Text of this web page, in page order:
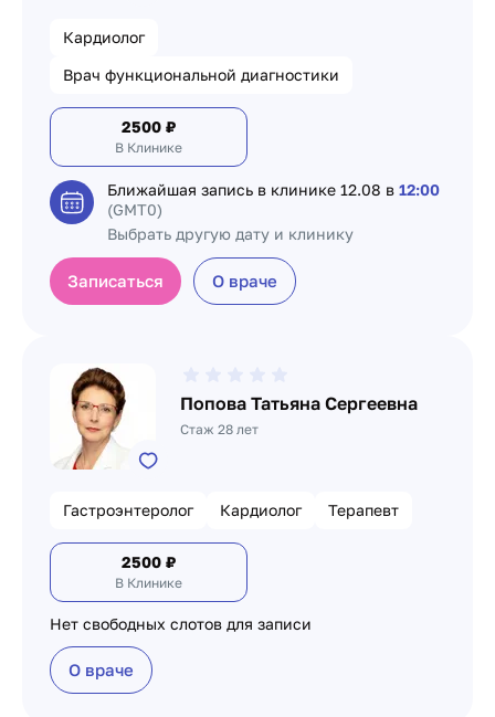
Кардиолог
Врач функциональной диагностики
2500 ₽
В Клинике
Ближайшая запись в клинике 12.08 в 12:00
(GMT0)
Выбрать другую дату и клинику
Записаться О враче
Попова Татьяна Сергеевна
Стаж 28 лет
Гастроэнтеролог Кардиолог Терапевт
2500 ₽
В Клинике
Нет свободных слотов для записи
О враче